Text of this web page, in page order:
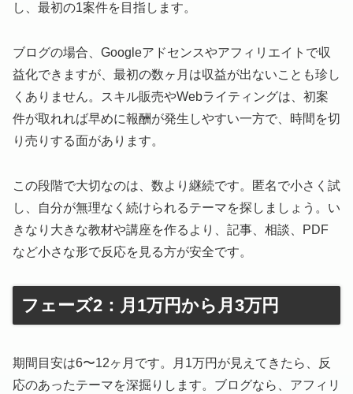
し、最初の1案件を目指します。
ブログの場合、Googleアドセンスやアフィリエイトで収
益化できますが、最初の数ヶ月は収益が出ないことも珍し
くありません。スキル販売やWebライティングは、初案
件が取れれば早めに報酬が発生しやすい一方で、時間を切
り売りする面があります。
この段階で大切なのは、数より継続です。匿名で小さく試
し、自分が無理なく続けられるテーマを探しましょう。い
きなり大きな教材や講座を作るより、記事、相談、PDF
など小さな形で反応を見る方が安全です。
フェーズ2：月1万円から月3万円
期間目安は6〜12ヶ月です。月1万円が見えてきたら、反
応のあったテーマを深掘りします。ブログなら、アフィリ